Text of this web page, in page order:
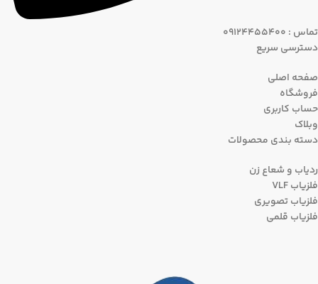
تماس : 09124455400
دسترسی سریع
صفحه اصلی
فروشگاه
حساب کاربری
وبلاک
دسته بندی محصولات
ردیاب و شعاع زن
فلزیاب VLF
فلزیاب تصویری
فلزیاب قلمی